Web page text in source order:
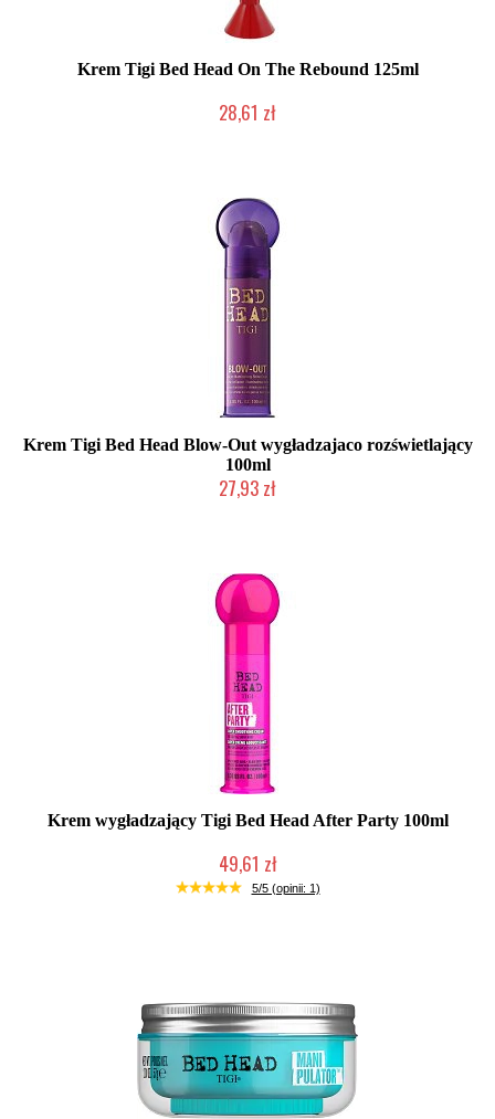
Krem Tigi Bed Head On The Rebound 125ml
28,61 zł
Krem Tigi Bed Head Blow-Out wygładzajaco rozświetlający
100ml
27,93 zł
Krem wygładzający Tigi Bed Head After Party 100ml
49,61 zł
Chwilowo niedostępny
5/5 (opinii: 1)